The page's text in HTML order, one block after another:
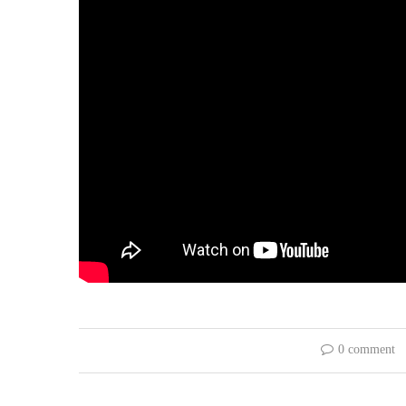
0 comment